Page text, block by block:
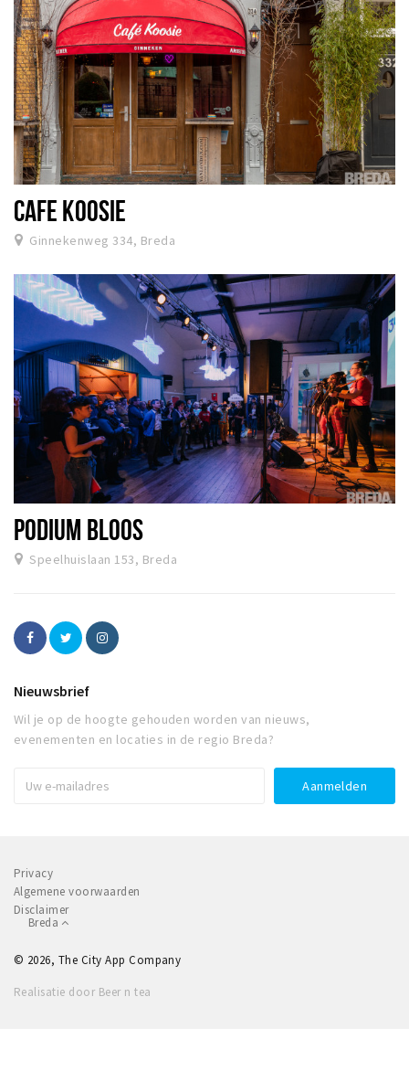
CAFE KOOSIE
Ginnekenweg 334, Breda
PODIUM BLOOS
Speelhuislaan 153, Breda
Nieuwsbrief
Wil je op de hoogte gehouden worden van nieuws,
evenementen en locaties in de regio Breda?
Privacy
Algemene voorwaarden
Disclaimer
Breda
© 2026, The City App Company
Realisatie door Beer n tea